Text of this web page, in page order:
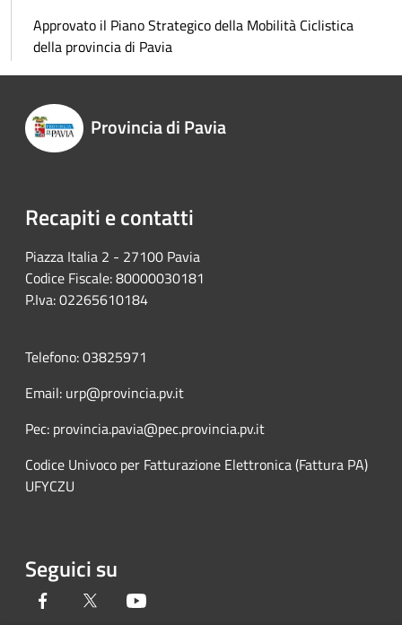
Approvato il Piano Strategico della Mobilità Ciclistica
della provincia di Pavia
Provincia di Pavia
Recapiti e contatti
Piazza Italia 2 - 27100 Pavia
Codice Fiscale: 80000030181
P.Iva: 02265610184
Telefono: 03825971
Email: urp@provincia.pv.it
Pec: provincia.pavia@pec.provincia.pv.it
Codice Univoco per Fatturazione Elettronica (Fattura PA)
UFYCZU
Seguici su
Facebook Twitter